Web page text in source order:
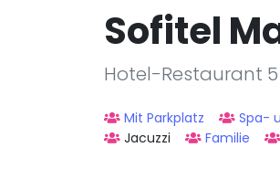
Sofitel
Hotel-Restaurant
Mit Parkplatz Spa-
Jacuzzi
Familie